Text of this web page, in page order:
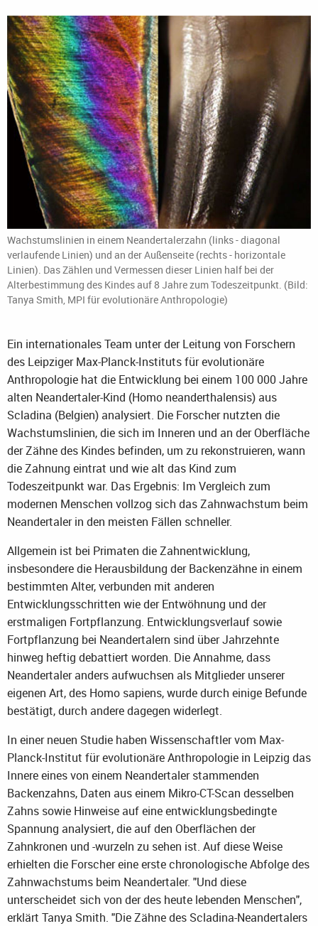
Wachstumslinien in einem Neandertalerzahn (links - diagonal
verlaufende Linien) und an der Außenseite (rechts - horizontale
Linien). Das Zählen und Vermessen dieser Linien half bei der
Alterbestimmung des Kindes auf 8 Jahre zum Todeszeitpunkt. (Bild:
Tanya Smith, MPI für evolutionäre Anthropologie)
Ein internationales Team unter der Leitung von Forschern
des Leipziger Max-Planck-Instituts für evolutionäre
Anthropologie hat die Entwicklung bei einem 100 000 Jahre
alten Neandertaler-Kind (Homo neanderthalensis) aus
Scladina (Belgien) analysiert. Die Forscher nutzten die
Wachstumslinien, die sich im Inneren und an der Oberfläche
der Zähne des Kindes befinden, um zu rekonstruieren, wann
die Zahnung eintrat und wie alt das Kind zum
Todeszeitpunkt war. Das Ergebnis: Im Vergleich zum
modernen Menschen vollzog sich das Zahnwachstum beim
Neandertaler in den meisten Fällen schneller.
Allgemein ist bei Primaten die Zahnentwicklung,
insbesondere die Herausbildung der Backenzähne in einem
bestimmten Alter, verbunden mit anderen
Entwicklungsschritten wie der Entwöhnung und der
erstmaligen Fortpflanzung. Entwicklungsverlauf sowie
Fortpflanzung bei Neandertalern sind über Jahrzehnte
hinweg heftig debattiert worden. Die Annahme, dass
Neandertaler anders aufwuchsen als Mitglieder unserer
eigenen Art, des Homo sapiens, wurde durch einige Befunde
bestätigt, durch andere dagegen widerlegt.
In einer neuen Studie haben Wissenschaftler vom Max-
Planck-Institut für evolutionäre Anthropologie in Leipzig das
Innere eines von einem Neandertaler stammenden
Backenzahns, Daten aus einem Mikro-CT-Scan desselben
Zahns sowie Hinweise auf eine entwicklungsbedingte
Spannung analysiert, die auf den Oberflächen der
Zahnkronen und -wurzeln zu sehen ist. Auf diese Weise
erhielten die Forscher eine erste chronologische Abfolge des
Zahnwachstums beim Neandertaler. "Und diese
unterscheidet sich von der des heute lebenden Menschen",
erklärt Tanya Smith. "Die Zähne des Scladina-Neandertalers